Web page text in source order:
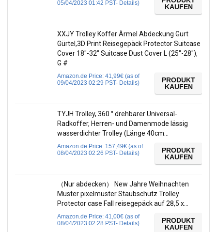
05/04/2023 01:42 PST- Details)
KAUFEN
XXJY Trolley Koffer Ärmel Abdeckung Gurt
Gürtel,3D Print Reisegepäck Protector Suitcase
Cover 18″-32″ Suitcase Dust Cover L (25″-28″),
G #
Amazon.de Price: 41,99€ (as of
09/04/2023 02:29 PST- Details)
PRODUKT
KAUFEN
TYJH Trolley, 360 ° drehbarer Universal-
Radkoffer, Herren- und Damenmode lässig
wasserdichter Trolley (Länge 40cm…
Amazon.de Price: 157,49€ (as of
08/04/2023 02:26 PST- Details)
PRODUKT
KAUFEN
（Nur abdecken） New Jahre Weihnachten
Muster pixelmuster Staubschutz Trolley
Protector case Fall reisegepäck auf 28,5 x…
Amazon.de Price: 41,00€ (as of
08/04/2023 02:28 PST- Details)
PRODUKT
KAUFEN